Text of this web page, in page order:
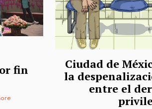
fin
Ciudad de
la
entre el